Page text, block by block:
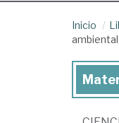
Inicio
ambiental